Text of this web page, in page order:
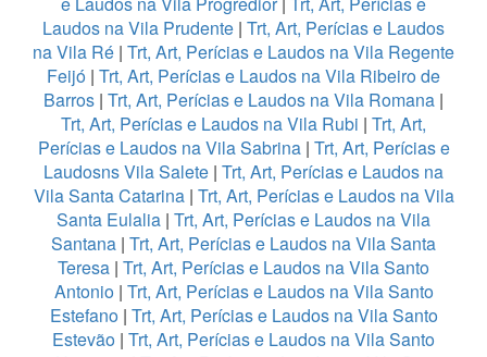
Laudos na Vila Prudente | Trt, Art, Perícias e Laudos
na Vila Ré | Trt, Art, Perícias e Laudos na Vila Regente
Feijó | Trt, Art, Perícias e Laudos na Vila Ribeiro de
Barros | Trt, Art, Perícias e Laudos na Vila Romana |
Trt, Art, Perícias e Laudos na Vila Rubi | Trt, Art,
Perícias e Laudos na Vila Sabrina| Trt, Art, Perícias e
Laudosns Vila Salete | Trt, Art, Perícias e Laudos na
Vila Santa Catarina| Trt, Art, Perícias e Laudos na Vila
Santa Eulalia | Trt, Art, Perícias e Laudos na Vila
Santana | Trt, Art, Perícias e Laudos na Vila Santa
Teresa | Trt, Art, Perícias e Laudos na Vila Santo
Antonio| Trt, Art, Perícias e Laudos na Vila Santo
Estefano| Trt, Art, Perícias e Laudos na Vila Santo
Estevão | Trt, Art, Perícias e Laudos na Vila Santo